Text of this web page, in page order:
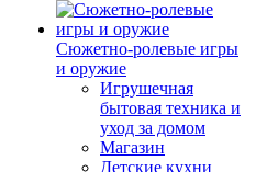
Сюжетно-ролевые игры
и оружие
Игрушечная
бытовая техника и
уход за домом
Магазин
Детские кухни